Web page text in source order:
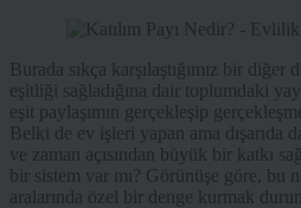
Burada sıkça karşılaştığımız bir diğer
eşitliği sağladığına dair toplumdaki
eşit paylaşımın gerçekleşip
Belki de ev işleri yapan ama dışarıda
ve zaman açısından büyük bir katkı
bir sistem var mı? Görünüşe göre, bu
aralarında özel bir denge kurmak